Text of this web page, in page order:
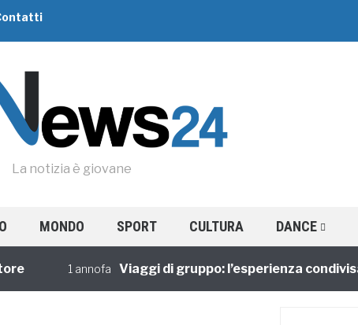
La notizia è giovane
MONDO SPORT CULTURA DANCE
1 annofa Viaggi di gruppo: l’esperienza condivisa